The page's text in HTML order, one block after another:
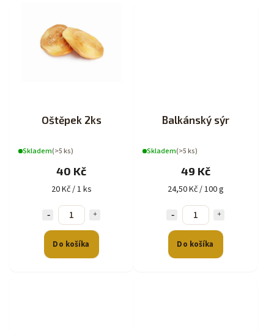
Oštěpek 2ks
Skladem(>5 ks)
40 Kč
20 Kč / 1 ks
Do košíka
Balkánský sýr
Skladem(>5 ks)
49 Kč
24,50 Kč / 100 g
Do košíka